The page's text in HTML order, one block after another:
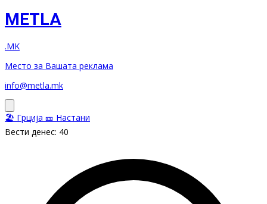
METLA
.MK
Место за Вашата реклама
info@metla.mk
🏖️ Грција 🎫 Настани
Вести денес: 40